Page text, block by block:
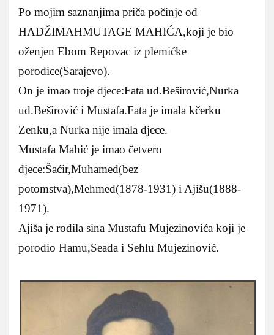
Po mojim saznanjima priča počinje od
HADŽIMAHMUTAGE MAHIĆA,koji je bio
oženjen Ebom Repovac iz plemićke
porodice(Sarajevo).
On je imao troje djece:Fata ud.Beširović,Nurka
ud.Beširović i Mustafa.Fata je imala kčerku
Zenku,a Nurka nije imala djece.
Mustafa Mahić je imao četvero
djece:Šaćir,Muhamed(bez
potomstva),Mehmed(1878-1931) i Ajišu(1888-
1971).
Ajiša je rodila sina Mustafu Mujezinovića koji je
porodio Hamu,Seada i Sehlu Mujezinović.